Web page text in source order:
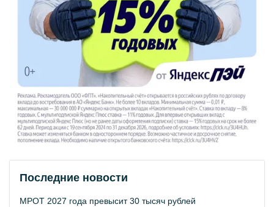
Последние новости
МРОТ 2027 года превысит 30 тысяч рублей